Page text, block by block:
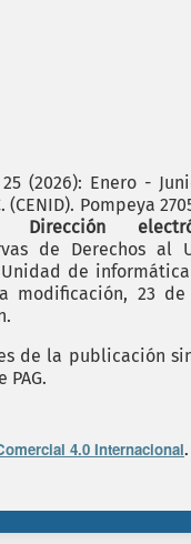
(2026): Enero -
Pompeya
Dirección
de Derechos al
de informática
modificación, 23
de la publicación
4.0 Internacional.